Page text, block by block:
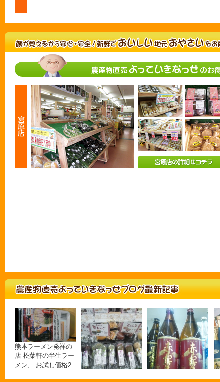
熊本ラーメン発祥の
店 松葉軒の半生ラー
メン、 お試し価格2